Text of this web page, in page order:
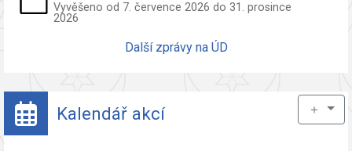
Vyvěšeno od 7. července 2026 do 31. prosince
2026
Další zprávy na ÚD
Kalendář akcí ＋